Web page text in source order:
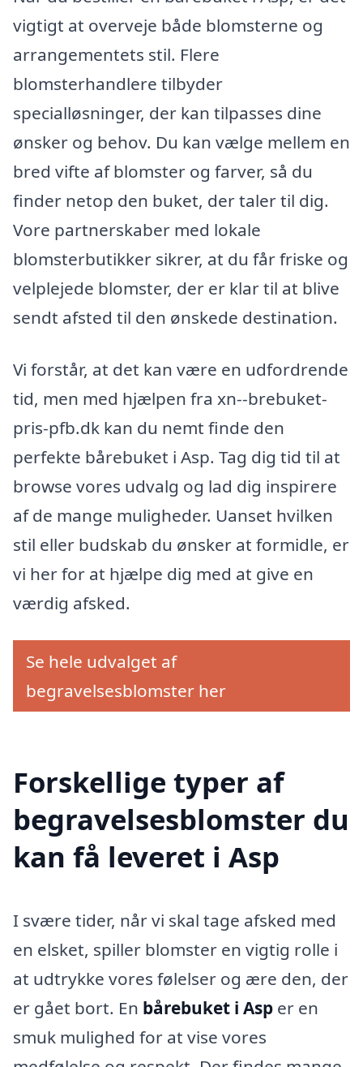
vigtigt at overveje både blomsterne og
arrangementets stil. Flere
blomsterhandlere tilbyder
specialløsninger, der kan tilpasses dine
ønsker og behov. Du kan vælge mellem en
bred vifte af blomster og farver, så du
finder netop den buket, der taler til dig.
Vore partnerskaber med lokale
blomsterbutikker sikrer, at du får friske og
velplejede blomster, der er klar til at blive
sendt afsted til den ønskede destination.
Vi forstår, at det kan være en udfordrende
tid, men med hjælpen fra xn--brebuket-
pris-pfb.dk kan du nemt finde den
perfekte bårebuket i Asp. Tag dig tid til at
browse vores udvalg og lad dig inspirere
af de mange muligheder. Uanset hvilken
stil eller budskab du ønsker at formidle, er
vi her for at hjælpe dig med at give en
værdig afsked.
Se hele udvalget af
begravelsesblomster her
Forskellige typer af
begravelsesblomster du
kan få leveret i Asp
I svære tider, når vi skal tage afsked med
en elsket, spiller blomster en vigtig rolle i
at udtrykke vores følelser og ære den, der
er gået bort. En bårebuket i Asp er en
smuk mulighed for at vise vores